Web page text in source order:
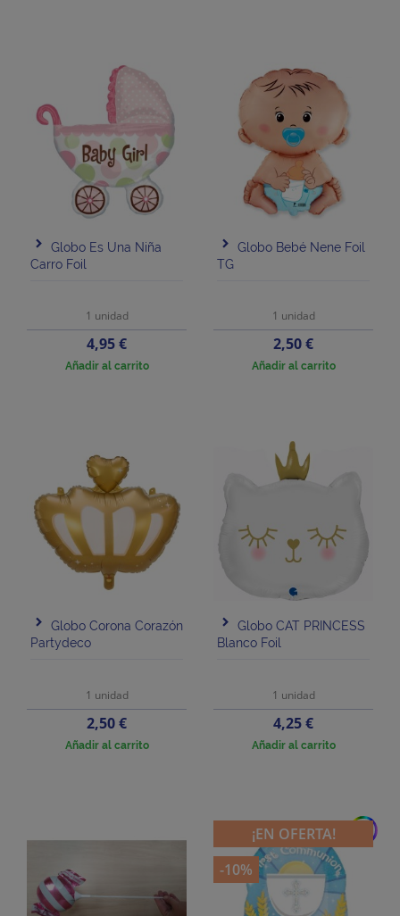
Globo Es Una Niña
Carro Foil
1 unidad
Precio
4,95 €
Añadir al carrito
Globo Bebé Nene Foil
TG
1 unidad
Precio
2,50 €
Añadir al carrito
Globo Corona Corazón
Partydeco
1 unidad
Precio
2,50 €
Añadir al carrito
Globo CAT PRINCESS
Blanco Foil
1 unidad
Precio
4,25 €
Añadir al carrito
add
¡EN OFERTA!
-10%